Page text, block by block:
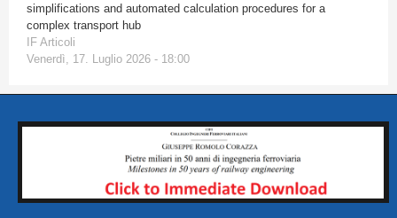
simplifications and automated calculation procedures for a
complex transport hub
IF Articoli
Venerdì, 17. Luglio 2026 - 18:00